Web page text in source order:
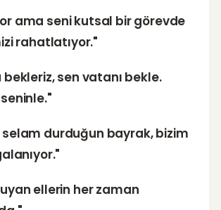
ama seni kutsal bir görevde
rahatlatıyor."
sen vatanı bekle.
selam durduğun bayrak, bizim
ellerin her zaman